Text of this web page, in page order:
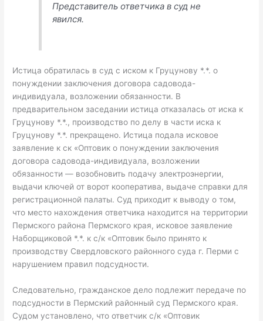
Представитель ответчика в суд не
явился.
Истица обратилась в суд с иском к Груцунову *.*. о
понуждении заключения договора садовода-
индивидуала, возложении обязанности. В
предварительном заседании истица отказалась от иска к
Груцунову *.*., производство по делу в части иска к
Груцунову *.*. прекращено. Истица подала исковое
заявление к ск «Оптовик о понуждении заключения
договора садовода-индивидуала, возложении
обязанности — возобновить подачу электроэнергии,
выдачи ключей от ворот кооператива, выдаче справки для
регистрационной палаты. Суд приходит к выводу о том,
что место нахождения ответчика находится на территории
Пермского района Пермского края, исковое заявление
Наборщиковой *.*. к с/к «Оптовик было принято к
производству Свердловского районного суда г. Перми с
нарушением правил подсудности.
Следовательно, гражданское дело подлежит передаче по
подсудности в Пермский районный суд Пермского края.
Судом установлено, что ответчик с/к «Оптовик